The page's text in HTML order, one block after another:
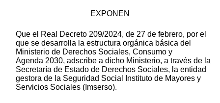
EXPONEN
Que el Real Decreto 209/2024, de 27 de febrero, por el
que se desarrolla la estructura orgánica básica del
Ministerio de Derechos Sociales, Consumo y
Agenda 2030, adscribe a dicho Ministerio, a través de la
Secretaría de Estado de Derechos Sociales, la entidad
gestora de la Seguridad Social Instituto de Mayores y
Servicios Sociales (Imserso).